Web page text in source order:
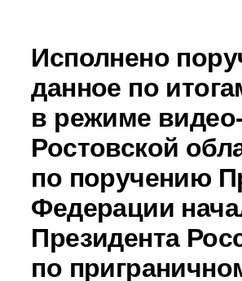
Исполнено
данное по
в режиме
Ростовской
по поручению
Федерации
Президента
по